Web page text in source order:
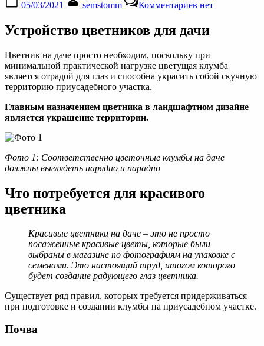
on
05/03/2021 semstomm Комментариевзаписи
цветник
ландшафтного
дизайна
нет
Устройство цветников для дачи
Цветник на даче просто необходим, поскольку при
минимальной практической нагрузке цветущая клумба
является отрадой для глаз и способна украсить собой скучную
территорию приусадебного участка.
Главным назначением цветника в ландшафтном дизайне
является украшение территории.
Фото 1: Соответственно цветочные клумбы на даче
должны выглядеть нарядно и парадно
Что потребуется для красивого
цветника
Красивые цветники на даче – это не просто
посаженные красивые цветы, которые были
выбраны в магазине по фотографиям на упаковке с
семенами. Это настоящий труд, итогом которого
будет создание радующего глаз цветника.
Существует ряд правил, которых требуется придерживаться
при подготовке и создании клумбы на приусадебном участке.
Почва